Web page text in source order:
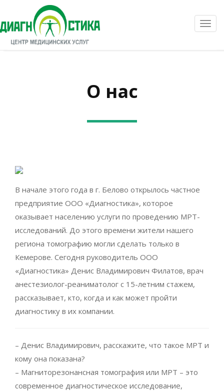
О нас
В начале этого года в г. Белово открылось частное
предприятие ООО «Диагностика», которое
оказывает населению услуги по проведению МРТ-
исследований. До этого времени жители нашего
региона томографию могли сделать только в
Кемерове. Сегодня руководитель ООО
«Диагностика» Денис Владимирович Филатов, врач
анестезиолог-реаниматолог с 15-летним стажем,
рассказывает, кто, когда и как может пройти
диагностику в их компании.
– Денис Владимирович, расскажите, что такое МРТ и
кому она показана?
– Магниторезонансная томография или МРТ – это
современное диагностическое исследование,